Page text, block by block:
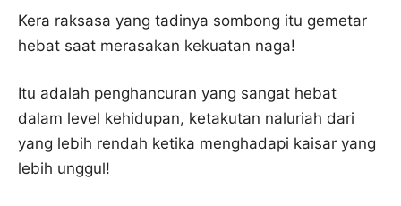
Kera raksasa yang tadinya sombong itu gemetar
hebat saat merasakan kekuatan naga!
Itu adalah penghancuran yang sangat hebat
dalam level kehidupan, ketakutan naluriah dari
yang lebih rendah ketika menghadapi kaisar yang
lebih unggul!